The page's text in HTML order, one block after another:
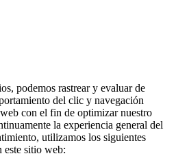
podemos rastrear y evaluar de
del clic y navegación
con el fin de optimizar nuestro
la experiencia general del
utilizamos los siguientes
este sitio web: